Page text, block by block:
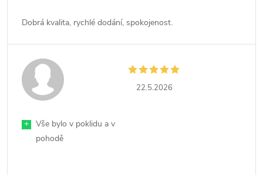
Dobrá kvalita, rychlé dodání, spokojenost.
22.5.2026
+
Vše bylo v poklidu a v
pohodě